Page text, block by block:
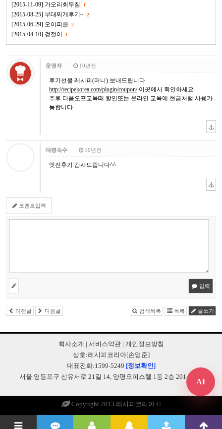
[2015-11-09] 가오리회무침 1
[2015-08-25] 부대찌개후기~ 2
[2015-06-29] 오이피클 2
[2015-04-10] 겉절이 1
운영자 10년전
후기선물 레시피(머니) 보내드립니다
http://recipekorea.com/plugin/coupon/이곳에서 확인하세요
추후 다음오프교육때 할인또는 온라인 교육에 현금처럼 사용가
능합니다
대령숙수 10년전
멋진후기 감사드립니다^^
코멘트입력
입력
이전글 다음글 검색목록 목록 글쓰기
회사소개 | 서비스약관| 개인정보방침
상호:레시피코리아[손영준]
대표전화:1599-5249 [정보확인]
서울 영등포구 선유서로 21길 14, 양평오피스텔 1동 2층 201-B248
Copyright 2013 레시피코리아 ©
AI